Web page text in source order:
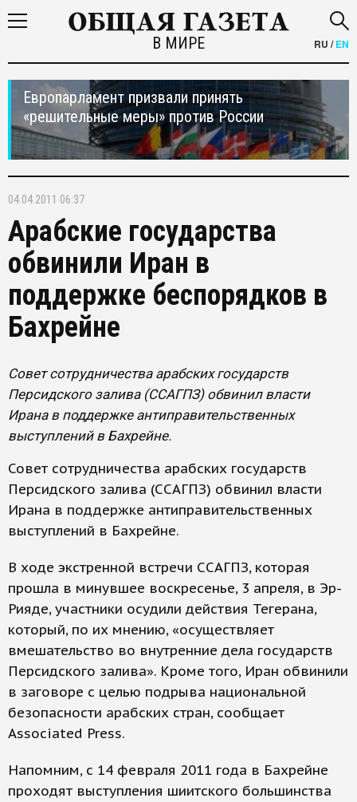
В МИРЕ RU /EN
Европарламент призвали принять
«решительные меры» против России
04.04.2011 06:37
Арабские государства
обвинили Иран в
поддержке беспорядков в
Бахрейне
Совет сотрудничества арабских государств
Персидского залива (ССАГПЗ) обвинил власти
Ирана в поддержке антиправительственных
выступлений в Бахрейне.
Совет сотрудничества арабских государств
Персидского залива (ССАГПЗ) обвинил власти
Ирана в поддержке антиправительственных
выступлений в Бахрейне.
В ходе экстренной встречи ССАГПЗ, которая
прошла в минувшее воскресенье, 3 апреля, в Эр-
Рияде, участники осудили действия Тегерана,
который, по их мнению, «осуществляет
вмешательство во внутренние дела государств
Персидского залива». Кроме того, Иран обвинили
в заговоре с целью подрыва национальной
безопасности арабских стран, сообщает
Associated Press.
Напомним, с 14 февраля 2011 года в Бахрейне
проходят выступления шиитского большинства